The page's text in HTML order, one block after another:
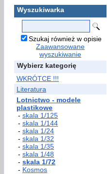
Wyszukiwarka
Szukaj również w opisie
Zaawansowane
wyszukiwanie
Wybierz kategorię
WKRÓTCE !!!
Literatura
Lotnictwo - modele
plastikowe
- skala 1/125
- skala 1/144
- skala 1/24
- skala 1/32
- skala 1/35
- skala 1/48
- skala 1/72
- Kosmos